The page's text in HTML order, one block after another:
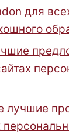
для
лучшие